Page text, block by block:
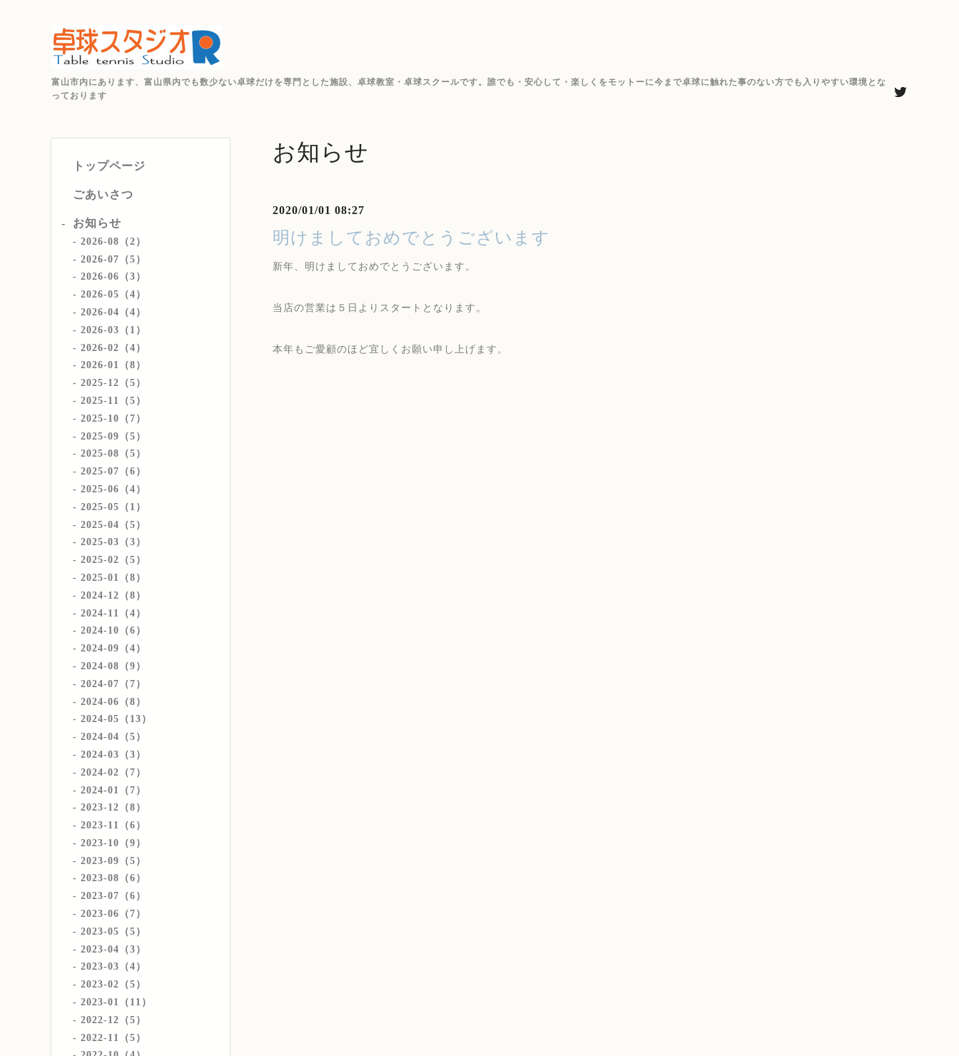
富山市内にあります、富山県内でも数少ない卓球だけを専門とした施設、卓球教室・卓球スクールです。誰でも・安心して・楽しくをモットーに今まで卓球に触れた事のない方でも入りやすい環境とな
っております
トップページ
ごあいさつ
お知らせ
2026-08（2）
2026-07（5）
2026-06（3）
2026-05（4）
2026-04（4）
2026-03（1）
2026-02（4）
2026-01（8）
2025-12（5）
2025-11（5）
2025-10（7）
2025-09（5）
2025-08（5）
2025-07（6）
2025-06（4）
2025-05（1）
2025-04（5）
2025-03（3）
2025-02（5）
2025-01（8）
2024-12（8）
2024-11（4）
2024-10（6）
2024-09（4）
2024-08（9）
2024-07（7）
2024-06（8）
2024-05（13）
2024-04（5）
2024-03（3）
2024-02（7）
2024-01（7）
2023-12（8）
2023-11（6）
2023-10（9）
2023-09（5）
2023-08（6）
2023-07（6）
2023-06（7）
2023-05（5）
2023-04（3）
2023-03（4）
2023-02（5）
2023-01（11）
2022-12（5）
2022-11（5）
お知らせ
2020/01/01 08:27
明けましておめでとうございます
新年、明けましておめでとうございます。
当店の営業は５日よりスタートとなります。
本年もご愛顧のほど宜しくお願い申し上げます。